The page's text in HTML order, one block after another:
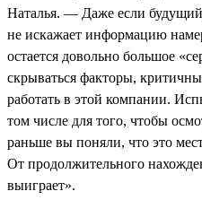
Наталья. — Даже если будущий
не искажает информацию
остается довольно большое
скрываться факторы,
работать в этой компании.
том числе для того, чтобы
раньше вы поняли, что это
От продолжительного
выиграет».